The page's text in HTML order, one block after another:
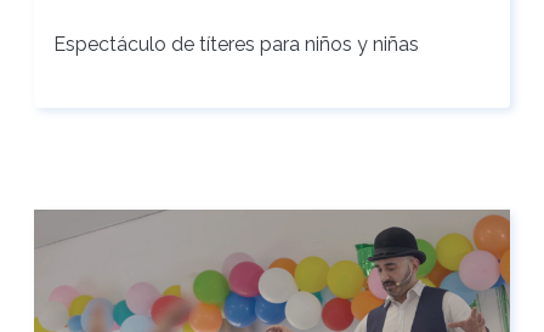
Espectáculo de títeres para niños y niñas